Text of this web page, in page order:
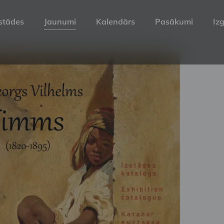
Jaunumi Kalendārs Pasākumi